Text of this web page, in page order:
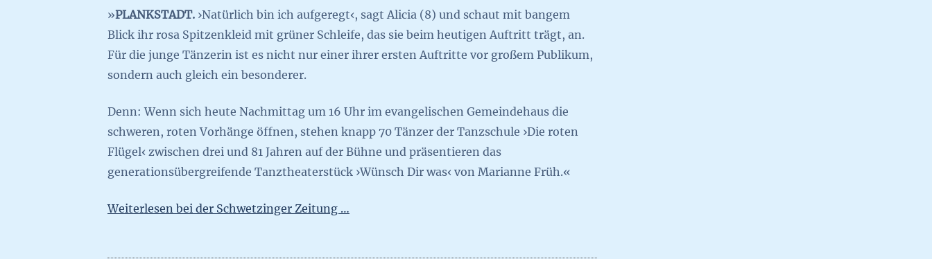
»PLANKSTADT.›Natürlich bin ich aufgeregt‹, sagt Alicia (8) und schaut mit bangem
Blick ihr rosa Spitzenkleid mit grüner Schleife, das sie beim heutigen Auftritt trägt, an.
Für die junge Tänzerin ist es nicht nur einer ihrer ersten Auftritte vor großem Publikum,
sondern auch gleich ein besonderer.
Denn: Wenn sich heute Nachmittag um 16 Uhr im evangelischen Gemeindehaus die
schweren, roten Vorhänge öffnen, stehen knapp 70 Tänzer der Tanzschule ›Die roten
Flügel‹ zwischen drei und 81 Jahren auf der Bühne und präsentieren das
generationsübergreifende Tanztheaterstück ›Wünsch Dir was‹ von Marianne Früh.«
Weiterlesen bei der Schwetzinger Zeitung …